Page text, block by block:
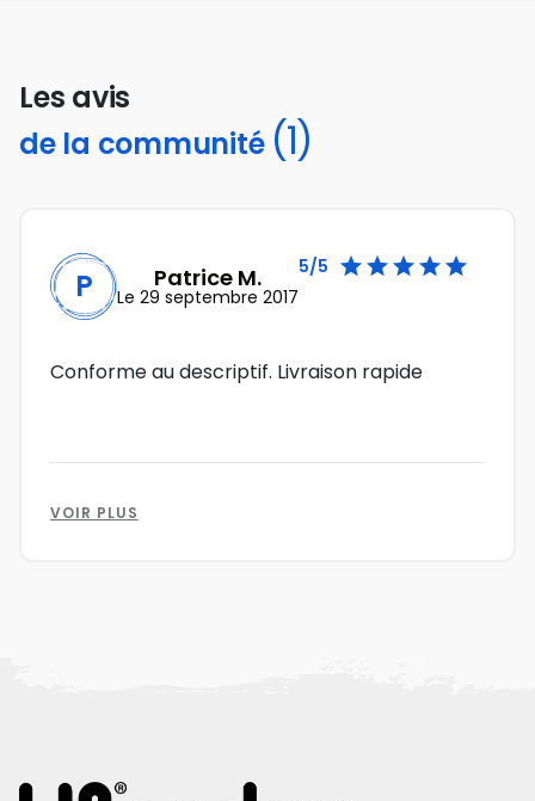
Les avis
de la communité (1)
P Patrice M.
Le 29 septembre 2017
5/5 
Conforme au descriptif. Livraison rapide
VOIR PLUS